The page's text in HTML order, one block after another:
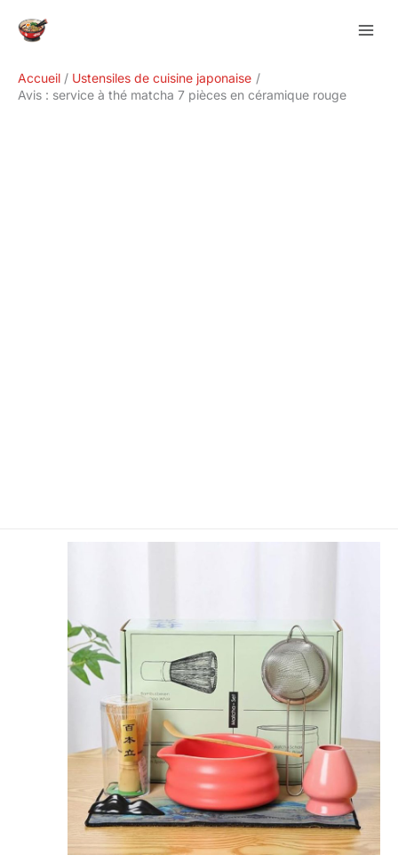
Accueil
Ustensiles de cuisine japonaise
Avis : service à thé matcha 7 pièces en céramique rouge